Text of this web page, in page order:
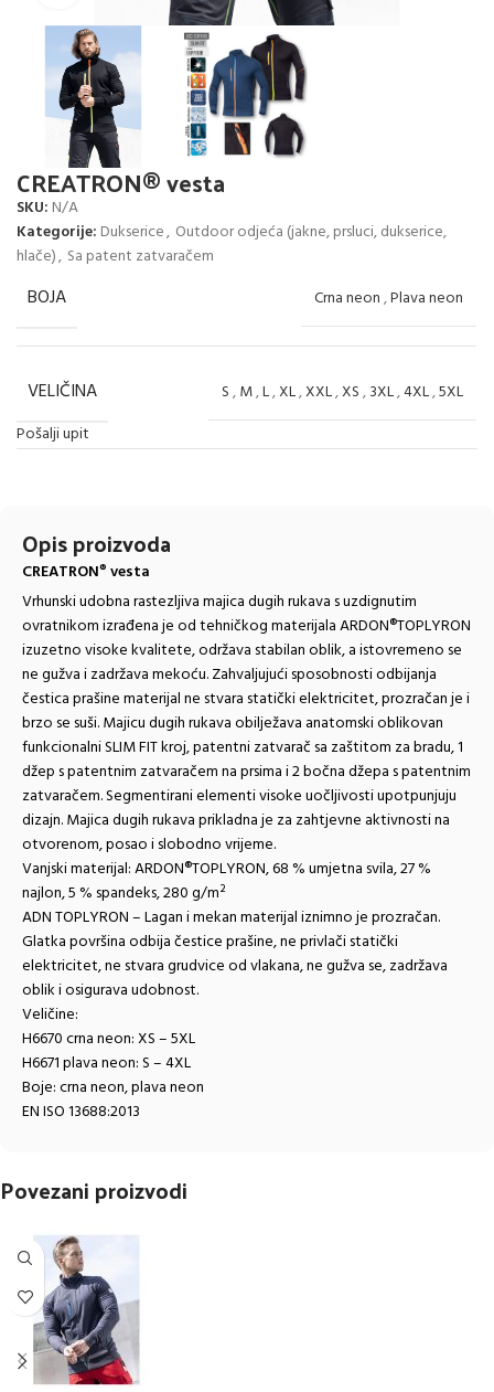
CREATRON® vesta
SKU: N/A
Kategorije: Dukserice, Outdoor odjeća (jakne, prsluci, dukserice,
hlače), Sa patent zatvaračem
BOJA Crna neon,Plava neon
VELIČINA S,M,L,XL,XXL,XS,3XL,4XL,5XL
Pošalji upit
Opis proizvoda
CREATRON® vesta
Vrhunski udobna rastezljiva majica dugih rukava s uzdignutim
ovratnikom izrađena je od tehničkog materijala ARDON®TOPLYRON
izuzetno visoke kvalitete, održava stabilan oblik, a istovremeno se
ne gužva i zadržava mekoću. Zahvaljujući sposobnosti odbijanja
čestica prašine materijal ne stvara statički elektricitet, prozračan je i
brzo se suši. Majicu dugih rukava obilježava anatomski oblikovan
funkcionalni SLIM FIT kroj, patentni zatvarač sa zaštitom za bradu, 1
džep s patentnim zatvaračem na prsima i 2 bočna džepa s patentnim
zatvaračem. Segmentirani elementi visoke uočljivosti upotpunjuju
dizajn. Majica dugih rukava prikladna je za zahtjevne aktivnosti na
otvorenom, posao i slobodno vrijeme.
Vanjski materijal: ARDON®TOPLYRON, 68 % umjetna svila, 27 %
najlon, 5 % spandeks, 280 g/m²
ADN TOPLYRON – Lagan i mekan materijal iznimno je prozračan.
Glatka površina odbija čestice prašine, ne privlači statički
elektricitet, ne stvara grudvice od vlakana, ne gužva se, zadržava
oblik i osigurava udobnost.
Veličine:
H6670 crna neon: XS – 5XL
H6671 plava neon: S – 4XL
Boje: crna neon, plava neon
EN ISO 13688:2013
Povezani proizvodi